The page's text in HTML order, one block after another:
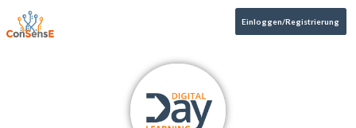
Einloggen/Registrierung